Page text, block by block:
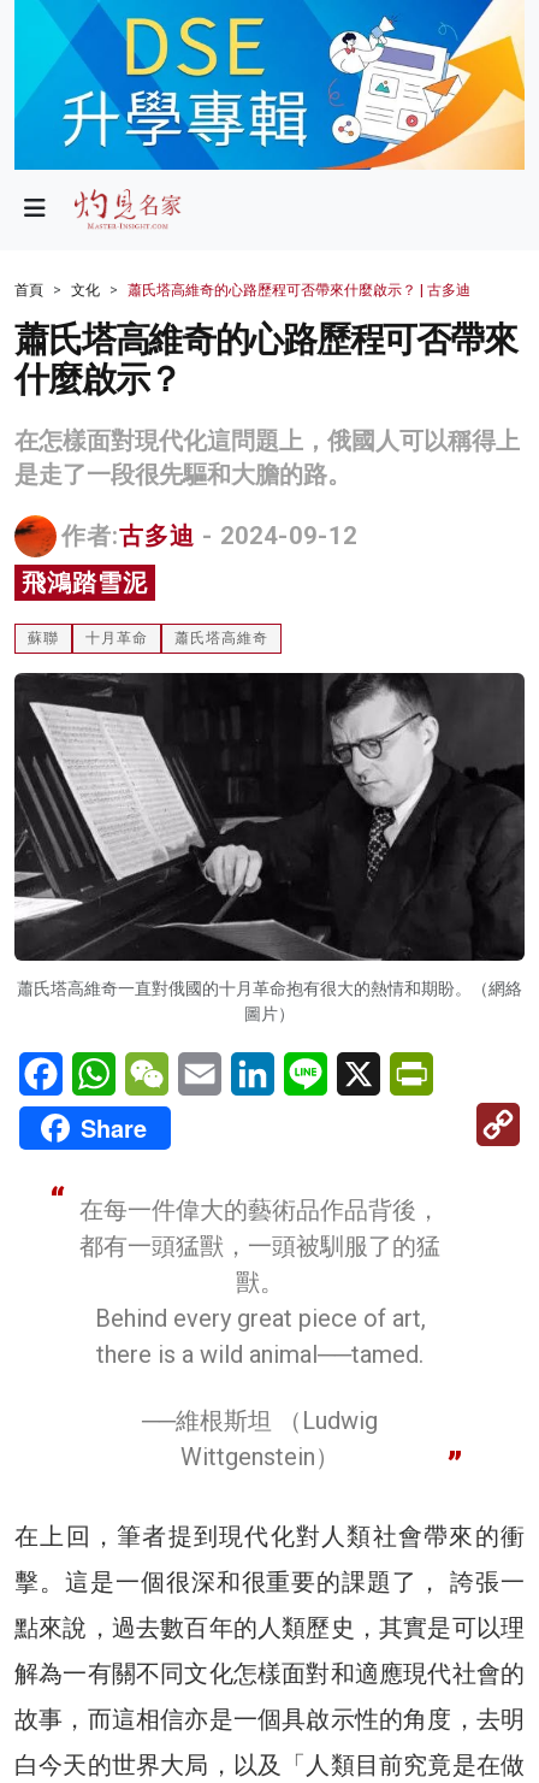
政局
財經
生活
健康
商業
科技
影片
名家榜
灼見活動
關於我們
首頁 文化 蕭氏塔高維奇的心路歷程可否帶來什麼啟示？ | 古多迪
蕭氏塔高維奇的心路歷程可否帶來
什麼啟示？
在怎樣面對現代化這問題上，俄國人可以稱得上
是走了一段很先驅和大膽的路。
作者:古多迪 - 2024-09-12
飛鴻踏雪泥
蘇聯 十月革命 蕭氏塔高維奇
蕭氏塔高維奇一直對俄國的十月革命抱有很大的熱情和期盼。（網絡
圖片）
FacebookWhatsAppWeChatEmail LinkedInLine X
Share
在每一件偉大的藝術品作品背後，
都有一頭猛獸，一頭被馴服了的猛
獸。
Behind every great piece of art,
there is a wild animal──tamed.
──維根斯坦 （Ludwig
Wittgenstein）
在上回，筆者提到現代化對人類社會帶來的衝
擊。這是一個很深和很重要的課題了， 誇張一
點來說，過去數百年的人類歷史，其實是可以理
解為一有關不同文化怎樣面對和適應現代社會的
故事，而這相信亦是一個具啟示性的角度，去明
白今天的世界大局，以及「人類目前究竟是在做